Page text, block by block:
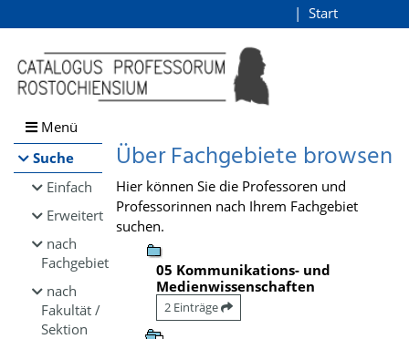
Browsen
direkt zum Inhalt
Start
Menü
Suche
Einfach
Erweitert
nach
Fachgebiet
nach
Fakultät /
Sektion
Über Fachgebiete browsen
Hier können Sie die Professoren und
Professorinnen nach Ihrem Fachgebiet
suchen.
05 Kommunikations- und
Medienwissenschaften
2 Einträge